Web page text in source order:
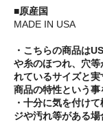
■原産国
MADE IN USA
・こちらの商品は
や糸のほつれ、穴
れているサイズと
商品の特性という事
・十分に気を付け
ジや汚れ等がある場